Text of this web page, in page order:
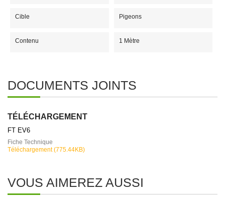
Cible Pigeons
Contenu 1 Mètre
DOCUMENTS JOINTS
TÉLÉCHARGEMENT
FT EV6
Fiche Technique
Téléchargement (775.44KB)
VOUS AIMEREZ AUSSI